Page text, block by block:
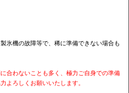
氷機の故障等で、稀に準備できない場合も
合わないことも多く、極力ご自身での準備
よろしくお願いいたします。